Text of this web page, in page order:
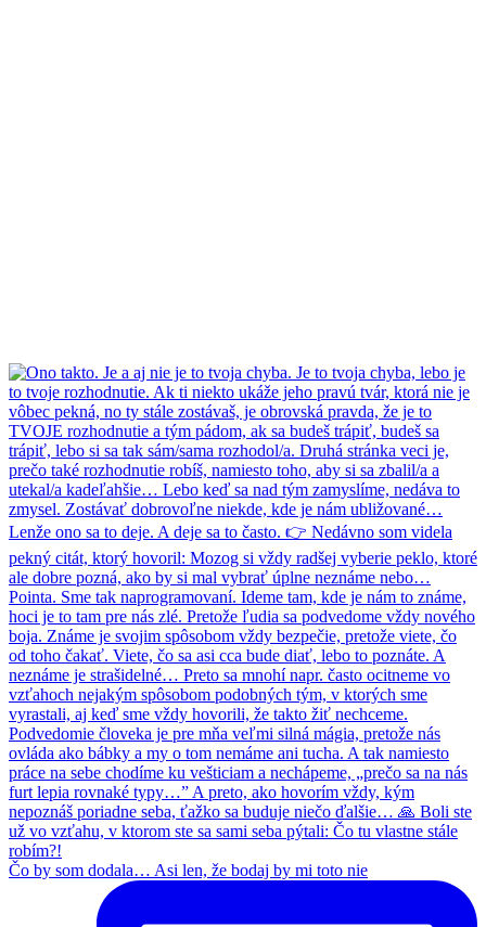
Čo by som dodala… Asi len, že bodaj by mi toto nie